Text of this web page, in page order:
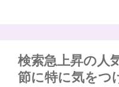
検索急上昇の人
節に特に気をつ